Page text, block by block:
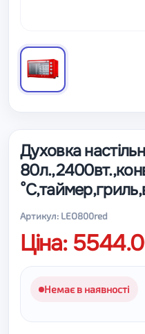
Духовка
Артикул: LEO800red
Ціна:
Немає в наявності